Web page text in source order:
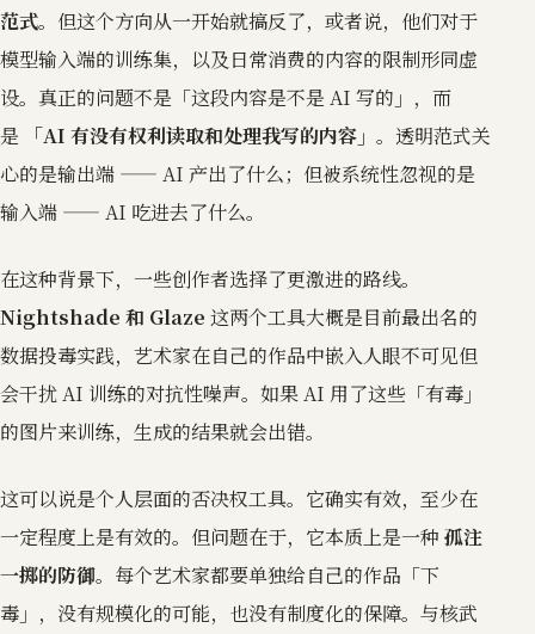
范式。但这个方向从一开始就搞反了，或者说，他们对于
模型输入端的训练集，以及日常消费的内容的限制形同虚
设。真正的问题不是「这段内容是不是 AI 写的」，而
是
「AI 有没有权利读取和处理我写的内容」 。透明范式关
心的是输出端 —— AI 产出了什么；但被系统性忽视的是
输入端 —— AI 吃进去了什么。
在这种背景下，一些创作者选择了更激进的路线。
Nightshade 和 Glaze 这两个工具大概是目前最出名的
数据投毒实践，艺术家在自己的作品中嵌入人眼不可见但
会干扰 AI 训练的对抗性噪声。如果 AI 用了这些「有毒」
的图片来训练，生成的结果就会出错。
这可以说是个人层面的否决权工具。它确实有效，至少在
一定程度上是有效的。但问题在于，它本质上是一种 孤注
一掷的防御。每个艺术家都要单独给自己的作品「下
毒」，没有规模化的可能，也没有制度化的保障。与核武